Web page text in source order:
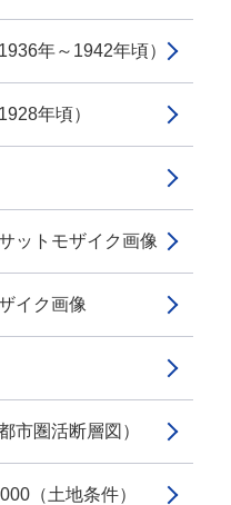
年～1942年頃）
年頃）
ットモザイク画像
イク画像
市圏活断層図）
（土地条件）